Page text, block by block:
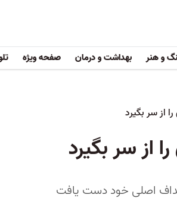
و هنر بهداشت و درمان صفحه ویژه
از سر بگیرد
از سر بگیرد
اصلی خود دست یافت